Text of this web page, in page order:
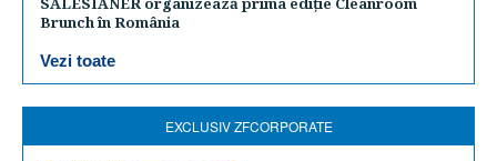
Brunch în România
Vezi toate
EXCLUSIV ZFCORPORATE